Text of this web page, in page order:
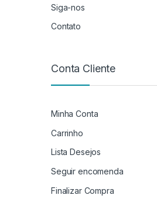
Siga-nos
Contato
Conta Cliente
Minha Conta
Carrinho
Lista Desejos
Seguir encomenda
Finalizar Compra